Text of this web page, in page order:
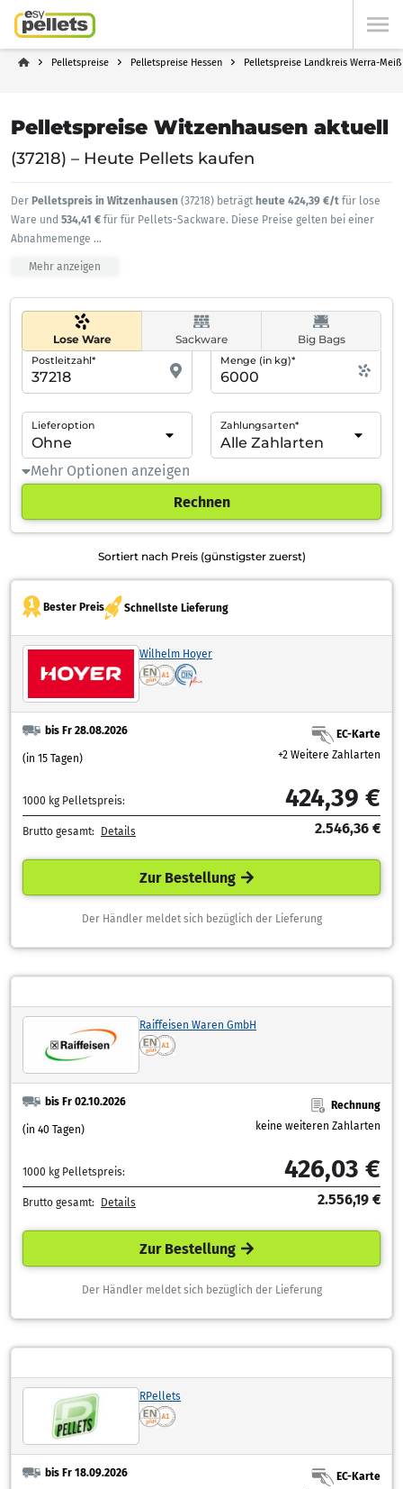
Pelletspreise Pelletspreise Hessen Pelletspreise Landkreis Werra-
Pelletspreise Witzenhausen aktuell
(37218) – Heute Pellets kaufen
Der Pelletspreis in Witzenhausen (37218) beträgt heute 424,39 €/t für lose
Ware und 534,41 € für für Pellets-Sackware. Diese Preise gelten bei einer
Abnahmemenge ...
Mehr anzeigen
Lose Ware Sackware Big Bags
Postleitzahl* Menge (in kg)*
Lieferoption Zahlungsarten*
Mehr Optionen anzeigen
Rechnen
Sortiert nach Preis (günstigster zuerst)
Bester Preis Schnellste Lieferung
Wilhelm Hoyer
bis Fr 28.08.2026
(in 15 Tagen)
EC-Karte
+2 Weitere Zahlarten
1000 kg Pelletspreis: 424,39 €
Brutto gesamt: Details 2.546,36 €
Zur Bestellung
Der Händler meldet sich bezüglich der Lieferung
Raiffeisen Waren GmbH
bis Fr 02.10.2026
(in 40 Tagen)
Rechnung
keine weiteren Zahlarten
1000 kg Pelletspreis: 426,03 €
Brutto gesamt: Details 2.556,19 €
Zur Bestellung
Der Händler meldet sich bezüglich der Lieferung
RPellets
bis Fr 18.09.2026
EC-Karte